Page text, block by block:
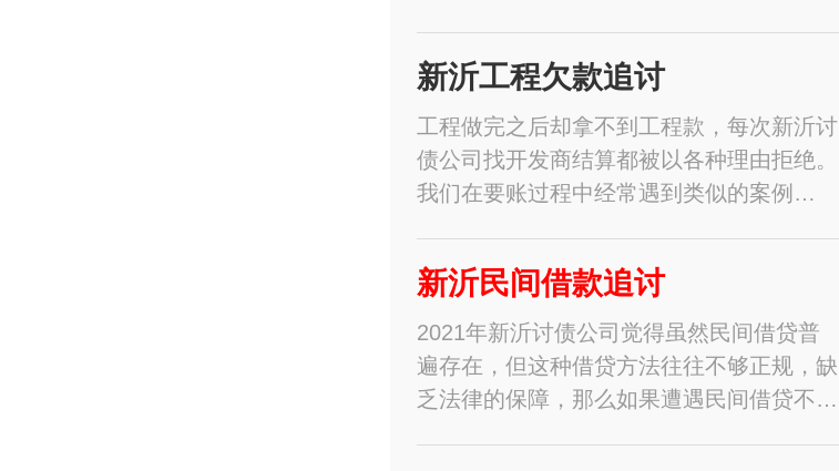
新沂工程欠款追讨
工程做完之后却拿不到工程款，每次新沂讨
债公司找开发商结算都被以各种理由拒绝。
我们在要账过程中经常遇到类似的案例…
新沂民间借款追讨
2021年新沂讨债公司觉得虽然民间借贷普
遍存在，但这种借贷方法往往不够正规，缺
乏法律的保障，那么如果遭遇民间借贷不…